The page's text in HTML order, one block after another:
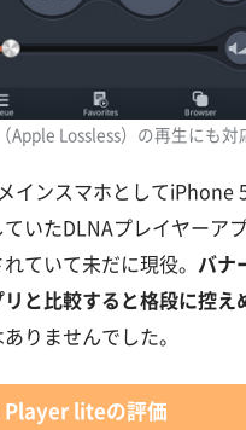
Apple Lossless）の再生にも対
インスマホとしてiPhone
いたDLNAプレイヤーア
ていて未だに現役。
バナ
と比較すると格段に控え
りませんでした。
liteの評価